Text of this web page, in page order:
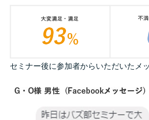
セミナー後に参加者からいただいたメ